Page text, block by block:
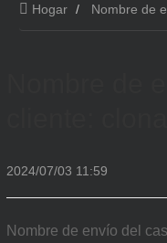
Hogar
2024/07/03 11:59
Nombre de envío del